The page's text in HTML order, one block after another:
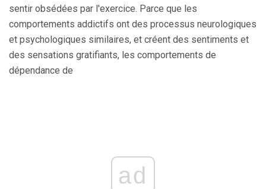
sentir obsédées par l'exercice. Parce que les
comportements addictifs ont des processus neurologiques
et psychologiques similaires, et créent des sentiments et
des sensations gratifiants, les comportements de
dépendance de
ad